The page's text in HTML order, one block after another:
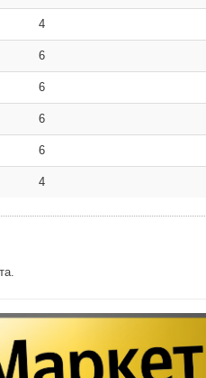
4
6
6
6
6
4